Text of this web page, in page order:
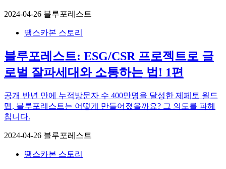
2024-04-26 블루포레스트
땡스카본 스토리
블루포레스트: ESG/CSR 프로젝트로 글
로벌 잘파세대와 소통하는 법! 1편
공개 반년 만에 누적방문자 수 400만명을 달성한 제페토 월드
맵, 블루포레스트는 어떻게 만들어졌을까요? 그 의도를 파헤
칩니다.
2024-04-26 블루포레스트
땡스카본 스토리